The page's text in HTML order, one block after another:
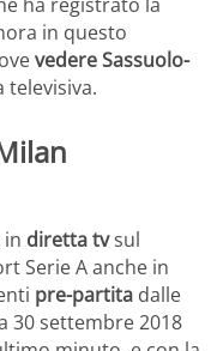
in questo
vedere Sassuolo-
televisiva.
in diretta tvsul
Serie A anche in
pre-partita dalle
30 settembre 2018